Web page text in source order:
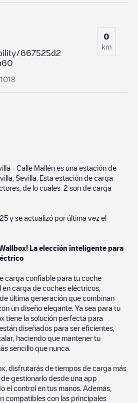
667525d2
0
km
- Calle Mallén es una estación de
Sevilla . Esta estación de carga
de lo cuales 2 son de carga
y se actualizó por última vez el
La elección inteligente para
carga confiable para tu coche
carga de coches eléctricos,
última generación que combinan
un diseño elegante. Ya sea para tu
tiene la solución perfecta para
diseñados para ser eficientes,
haciendo que mantener tu
sencillo que nunca.
disfrutarás de tiempos de carga más
gestionarlo desde una app
el control en tus manos. Además,
compatibles con las principales